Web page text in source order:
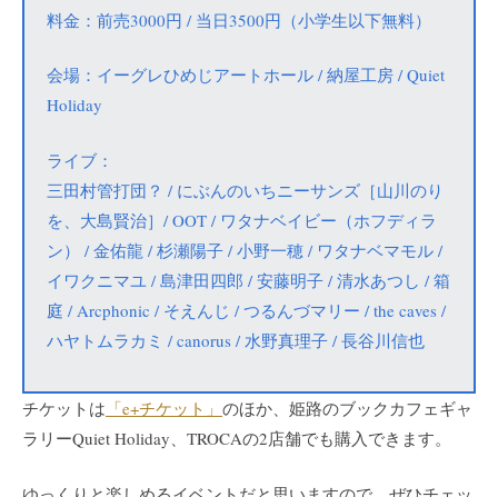
料金：前売3000円 / 当日3500円（小学生以下無料）
会場：イーグレひめじアートホール / 納屋工房 / Quiet
Holiday
ライブ：
三田村管打団？ / にぶんのいちニーサンズ［山川のり
を、大島賢治］/ OOT / ワタナベイビー（ホフディラ
ン） / 金佑龍 / 杉瀬陽子 / 小野一穂 / ワタナベマモル /
イワクニマユ / 島津田四郎 / 安藤明子 / 清水あつし / 箱
庭 / Arcphonic / そえんじ / つるんづマリー / the caves /
ハヤトムラカミ / canorus / 水野真理子 / 長谷川信也
チケットは 「e+チケット」 のほか、姫路のブックカフェギャ
ラリーQuiet Holiday、TROCAの2店舗でも購入できます。